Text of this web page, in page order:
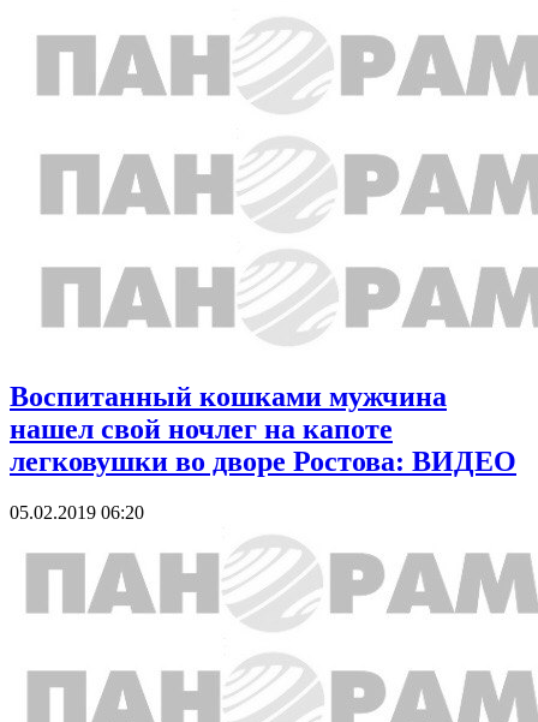
Воспитанный кошками мужчина
нашел свой ночлег на капоте
легковушки во дворе Ростова: ВИДЕО
05.02.2019 06:20